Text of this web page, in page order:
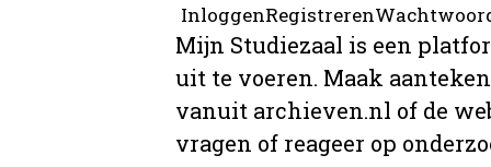
InloggenRegistreren
Mijn Studiezaal is een
uit te voeren. Maak
vanuit archieven.nl of de
vragen of reageer op